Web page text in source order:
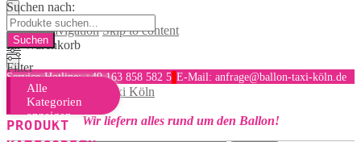
Skip to navigation Skip to content
Ihr Warenkorb
Service-Hotline: +49 163 858 582 5 E-Mail: anfrage@ballon-taxi-köln.de
MENU
Wir liefern alles rund um den Ballon!
Suchen nach:
Alle
Kategorien
anzeigen
Filter
PRODUKT